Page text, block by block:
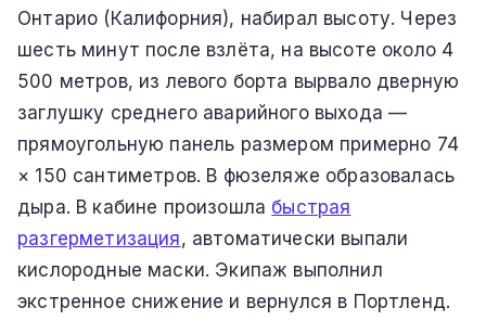
Онтарио (Калифорния), набирал высоту. Через
шесть минут после взлёта, на высоте около 4
500 метров, из левого борта вырвало дверную
заглушку среднего аварийного выхода —
прямоугольную панель размером примерно 74
× 150 сантиметров. В фюзеляже образовалась
дыра. В кабине произошла быстрая
разгерметизация, автоматически выпали
кислородные маски. Экипаж выполнил
экстренное снижение и вернулся в Портленд.